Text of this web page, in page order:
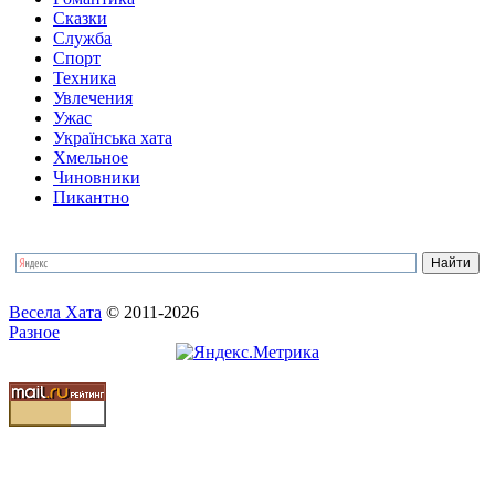
Сказки
Служба
Спорт
Техника
Увлечения
Ужас
Українська хата
Хмельное
Чиновники
Пикантно
Весела Хата © 2011-2026
Разное